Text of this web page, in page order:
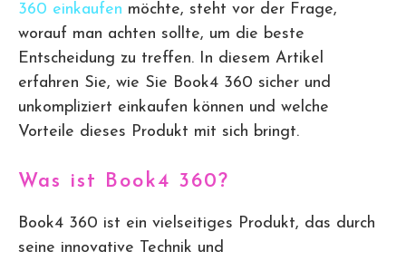
360 einkaufen möchte, steht vor der Frage,
worauf man achten sollte, um die beste
Entscheidung zu treffen. In diesem Artikel
erfahren Sie, wie Sie Book4 360 sicher und
unkompliziert einkaufen können und welche
Vorteile dieses Produkt mit sich bringt.
Was ist Book4 360?
Book4 360 ist ein vielseitiges Produkt, das durch
seine innovative Technik und